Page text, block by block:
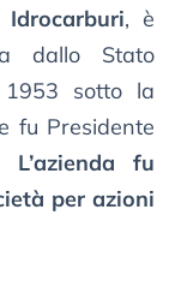
Idrocarburi, è
dallo Stato
sotto la
fu Presidente
L’azienda fu
per azioni